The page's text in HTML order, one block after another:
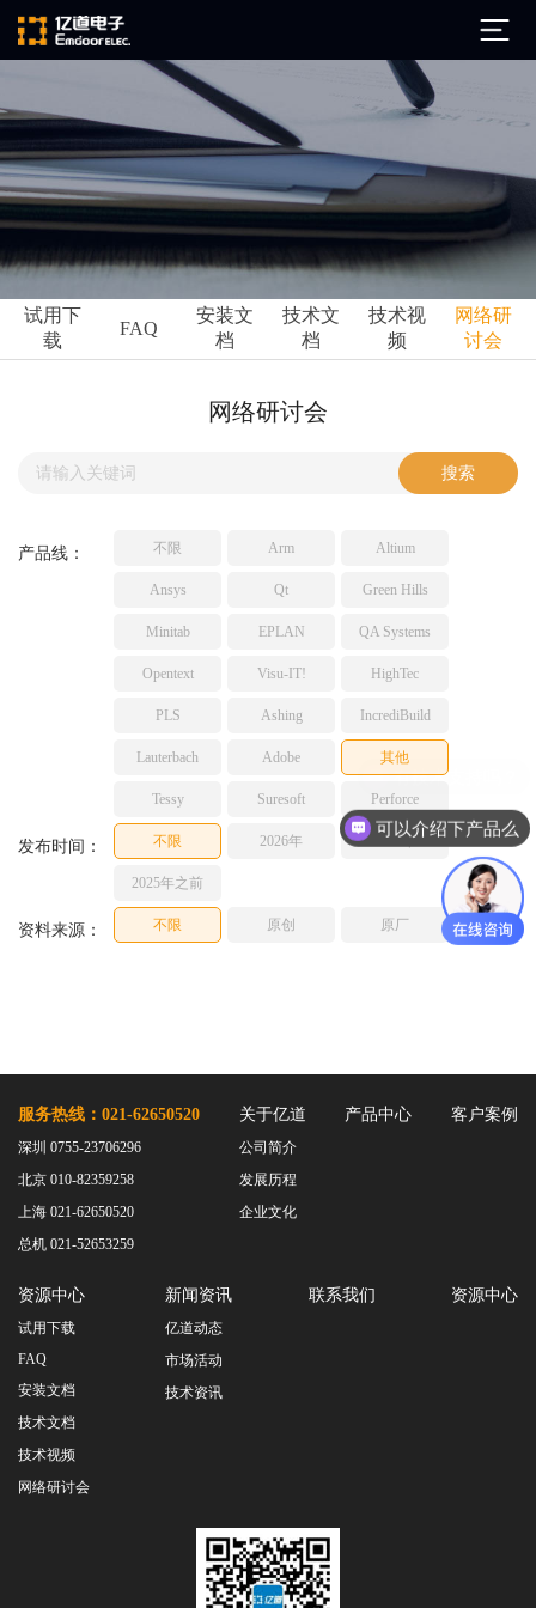
公司简介
发展历程
企业文化
ARM
Ansys
Perforce
TESSY
亿道动态
市场活动
技术文档
网络研讨会
试用下
载
FAQ
安装文
档
技术文
档
技术视
频
网络研
讨会
网络研讨会
产品线： 不限 Arm Altium
Ansys Qt Green Hills
Minitab EPLAN QA Systems
Opentext Visu-IT! HighTec
PLS Ashing IncrediBuild
Lauterbach Adobe 其他
Tessy Suresoft Perforce
发布时间： 不限 2026年 2025年
2025年之前
资料来源： 不限 原创 原厂
服务热线：021-62650520
深圳 0755-23706296
北京 010-82359258
上海 021-62650520
总机 021-52653259
关于亿道
公司简介
发展历程
企业文化
产品中心 客户案例
资源中心
试用下载
FAQ
安装文档
技术文档
技术视频
网络研讨会
新闻资讯
亿道动态
市场活动
技术资讯
联系我们 资源中心
可以介绍下产品么